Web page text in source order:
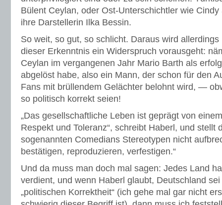
Bülent Ceylan, oder Ost-Unterschichtler wie
ihre Darstellerin Ilka Bessin.
So weit, so gut, so schlicht. Daraus wird
dieser Erkenntnis ein Widerspruch vorausgeht:
Ceylan im vergangenen Jahr Mario Barth als
abgelöst habe, also ein Mann, der schon für den
Fans mit brüllendem Gelächter belohnt wird, —
so politisch korrekt seien!
„Das gesellschaftliche Leben ist geprägt von
Respekt und Toleranz“, schreibt Haberl, und stellt
sogenannten Comedians Stereotypen nicht
bestätigen, reproduzieren, verfestigen.“
Und da muss man doch mal sagen: Jedes Land
verdient, und wenn Haberl glaubt, Deutschland
„politischen Korrektheit“ (ich gehe mal gar nicht